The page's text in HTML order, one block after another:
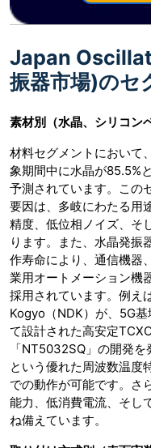
Japan
振器市場)のセ
素材別（水晶、シリコン
材料セグメントにおいて
象期間中に水晶が85.5%
予測されています。この
要因は、多岐にわたる用
精度、低位相ノイズ、そ
ります。また、水晶発振
作寿命により、通信機器
業用オートメーション機
採用されています。例
Kogyo（NDK）が、5G
て設計された高安定
「NT5032SQ」の開発
という優れた周波数温度
での動作が可能です。さ
能力、低消費電流、そし
ね備えています。